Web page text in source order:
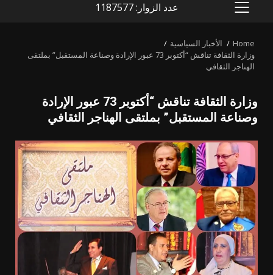
PRIMARY
عدد الزوار: 1187577
Home
الأخبار السياسية
وزارة الثقافة تناقش “أكتوبر 73 عبور الإرادة وصناعة المستقبل” بملتقى
الهناجر الثقافي
وزارة الثقافة تناقش “أكتوبر 73 عبور الإرادة
وصناعة المستقبل” بملتقى الهناجر الثقافي